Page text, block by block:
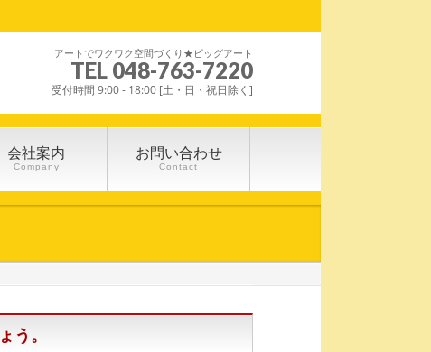
アートでワクワク空間づくり★ビッグアート
TEL 048-763-7220
受付時間 9:00 - 18:00 [土・日・祝日除く]
会社案内
Company
お問い合わせ
Contact
う。